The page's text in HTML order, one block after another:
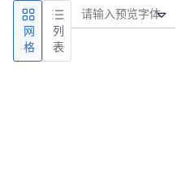
网
格
列
表